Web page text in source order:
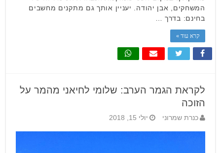
המשחקים, אבן יהודה. יעניין אותך גם מתקנים מחשבים
בחינם: בדרך …
קרא עוד »
לקראת הגמר הערב: שלומי לחיאני מהמר על
הזוכה
כנרת שמרוני יולי 15, 2018